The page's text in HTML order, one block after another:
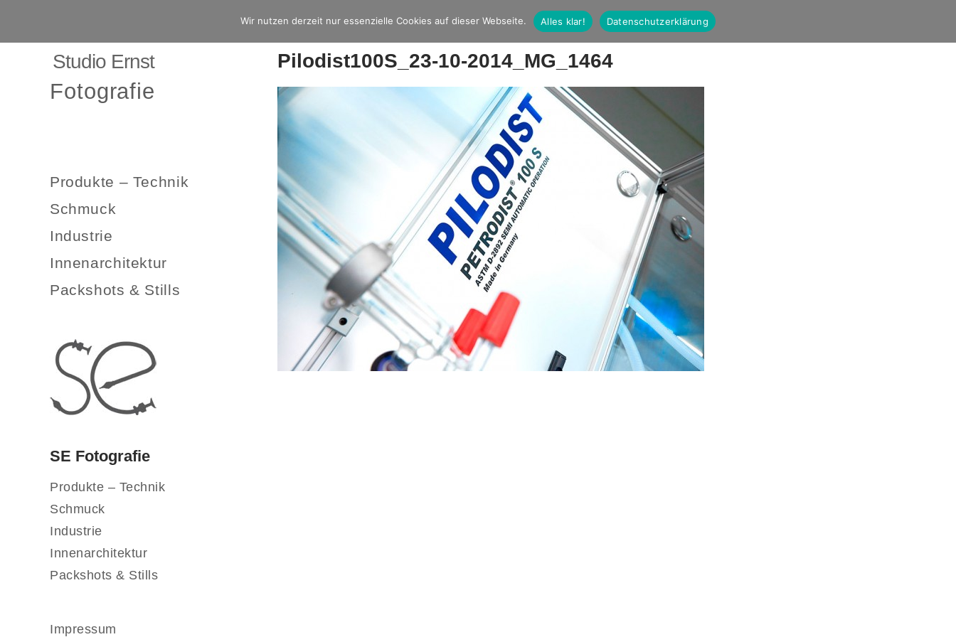
Studio Ernst
Fotografie
Produkte – Technik
Schmuck
Industrie
Innenarchitektur
Packshots & Stills
SE Fotografie
Produkte – Technik
Schmuck
Industrie
Innenarchitektur
Packshots & Stills
Impressum
Pilodist100S_23-10-2014_MG_1464
Wir nutzen derzeit nur essenzielle Cookies auf dieser Webseite. Alles klar! Datenschutzerklärung